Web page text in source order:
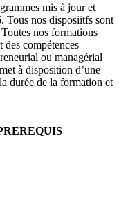
mis à jour et
Tous nos disposiitfs sont
nos formations
des compétences
ou managérial
à disposition d’une
durée de la formation et